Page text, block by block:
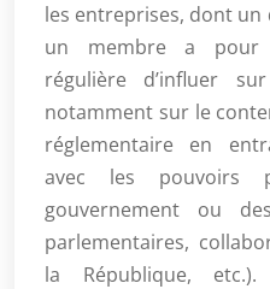
les entreprises, dont
un membre a pour
régulière d’influer
notamment sur le
réglementaire en
avec les pouvoirs
gouvernement ou
parlementaires,
la République,